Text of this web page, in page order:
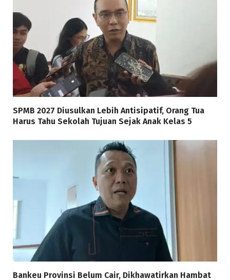
SPMB 2027 Diusulkan Lebih Antisipatif, Orang Tua
Harus Tahu Sekolah Tujuan Sejak Anak Kelas 5
Bankeu Provinsi Belum Cair, Dikhawatirkan Hambat